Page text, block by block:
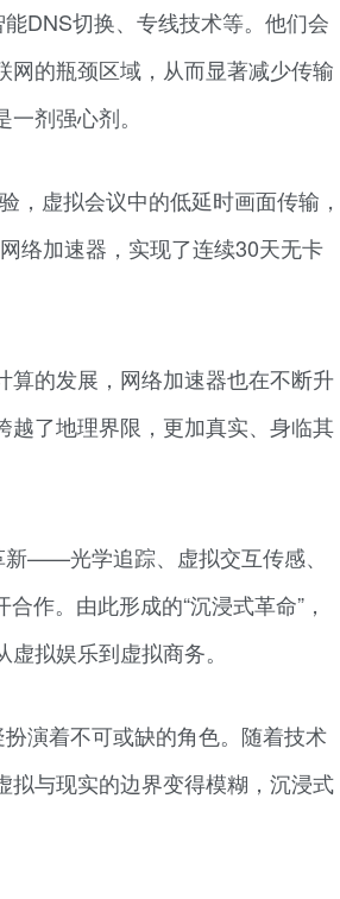
DNS切换、专线技术等。他们会
网的瓶颈区域，从而显著减少传输
剂强心剂。
，虚拟会议中的低延时画面传输，
络加速器，实现了连续30天无卡
算的发展，网络加速器也在不断升
越了地理界限，更加真实、身临其
——光学追踪、虚拟交互传感、
作。由此形成的“沉浸式革命”，
拟娱乐到虚拟商务。
演着不可或缺的角色。随着技术
拟与现实的边界变得模糊，沉浸式